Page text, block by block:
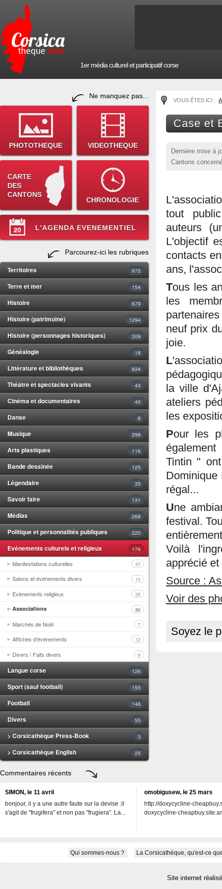
1er média culturel et participatif corse
Ne manquez pas...
PHOTOTHEQUE VIDEOTHEQUE
CARTE
DES
CANTONS
CHRONOLOGIE
L'AGENDA EVENEMENTIEL
Parcourez-ici les rubriques
Territoires 975
Terre et mer 154
Histoire 679
Histoire (patrimoine) 1294
Histoire (personnages historiques) 309
Généalogie 18
Littérature et bibliothèques 834
Théâtre et spectacles vivants 43
Cinéma et documentaires 40
Danse 8
Musique 299
Arts plastiques 116
Bande dessinée 125
Légendaire 35
Savoir faire 131
Médias 268
Politique et personnalités publiques 320
Evénements culturels et religieux 176
Manifestations culturelles 47
Salons et événements divers 13
Evènements religieux 28
Associations 60
Marchés de Noël 7
Affiches d'événements 12
Divers / Faits divers 9
Langue corse 126
Sport (sauf football) 155
Football 146
Divers 55
> Corsicathèque Press-Book 3
> Corsicathèque English 25
VOUS ÊTES ICI :
Case et
Dernière mise à
Cantons
tout
auteurs
L'objectif
contacts
ans,
Tous les
les
neuf prix
joie.
L
la ville
ateliers
les
Pour les
Tintin "
Dominique
régal...
Une
festival.
Voilà
apprécié
Source :
Voir des
Soyez le
Commentaires récents
SIMON, le 11 avril
bonjour, il y a une autre faute sur la devise :il
s'agit de "frugifera" et non pas "frugiera". La...
omobigusew, le 25 mars
http://doxycycline-
doxycycline-
Qui sommes-nous ? La Corsicathèque, qu'est-ce
Site internet